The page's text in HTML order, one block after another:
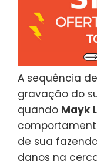
A sequência
gravação do
quando Mayk
de sua
danos na